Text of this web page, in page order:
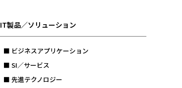
IT製品／ソリューション
■ ビジネスアプリケーション
■ SI／サービス
■ 先進テクノロジー